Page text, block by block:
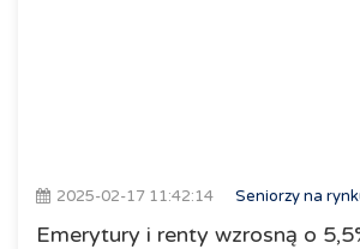
2025-02-17 11:42:14 Seniorzy na
Emerytury i renty wzrosną o